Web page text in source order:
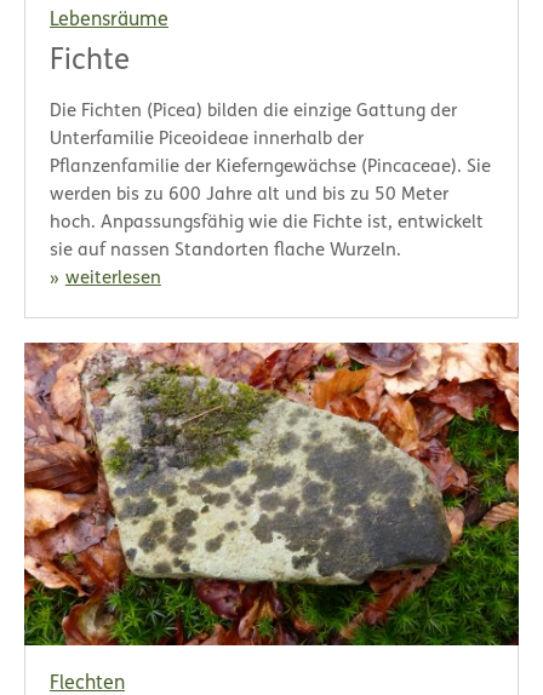
Lebensräume
Fichte
Die Fichten (Picea) bilden die einzige Gattung der
Unterfamilie Piceoideae innerhalb der
Pflanzenfamilie der Kieferngewächse (Pincaceae). Sie
werden bis zu 600 Jahre alt und bis zu 50 Meter
hoch. Anpassungsfähig wie die Fichte ist, entwickelt
sie auf nassen Standorten flache Wurzeln.
weiterlesen
Flechten